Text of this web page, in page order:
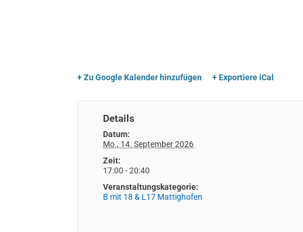
+ Zu Google Kalender hinzufügen + Exportiere iCal
Details
Datum:
Mo., 14. September 2026
Zeit:
17:00 - 20:40
Veranstaltungskategorie:
B mit 18 & L17 Mattighofen